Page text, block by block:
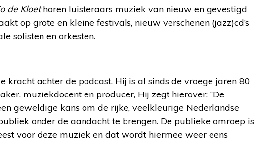
de Kloethoren luisteraars muziek van nieuw en gevestigd
op grote en kleine festivals, nieuw verschenen (jazz)cd’s
solisten en orkesten.
kracht achter de podcast. Hij is al sinds de vroege jaren 80
muziekdocent en producer, Hij zegt hierover: “De
geweldige kans om de rijke, veelkleurige Nederlandse
onder de aandacht te brengen. De publieke omroep is
voor deze muziek en dat wordt hiermee weer eens